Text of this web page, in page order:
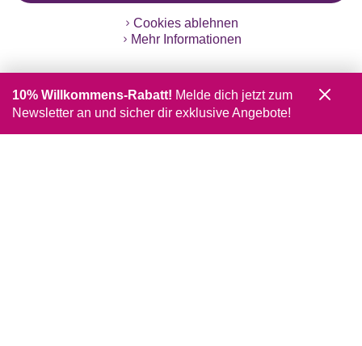
Cookies ablehnen
Mehr Informationen
10% Willkommens-Rabatt! Melde dich jetzt zum
Newsletter an und sicher dir exklusive Angebote!